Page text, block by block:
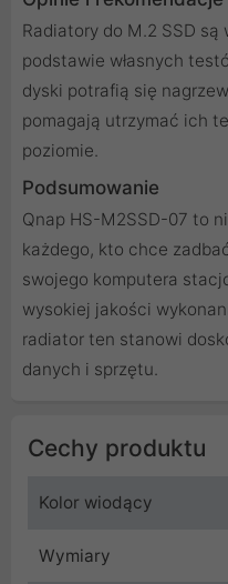
Radiatory do M.2 SSD
podstawie własnych
dyski potrafią się
pomagają utrzymać ich
poziomie.
Podsumowanie
Qnap HS-M2SSD-07 to
każdego, kto chce
swojego komputera
wysokiej jakości
radiator ten stanowi
danych i sprzętu.
Cechy produktu
Kolor wiodący
Wymiary